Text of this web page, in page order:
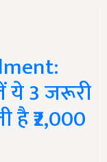
ये 3 जरूरी
₹2,000